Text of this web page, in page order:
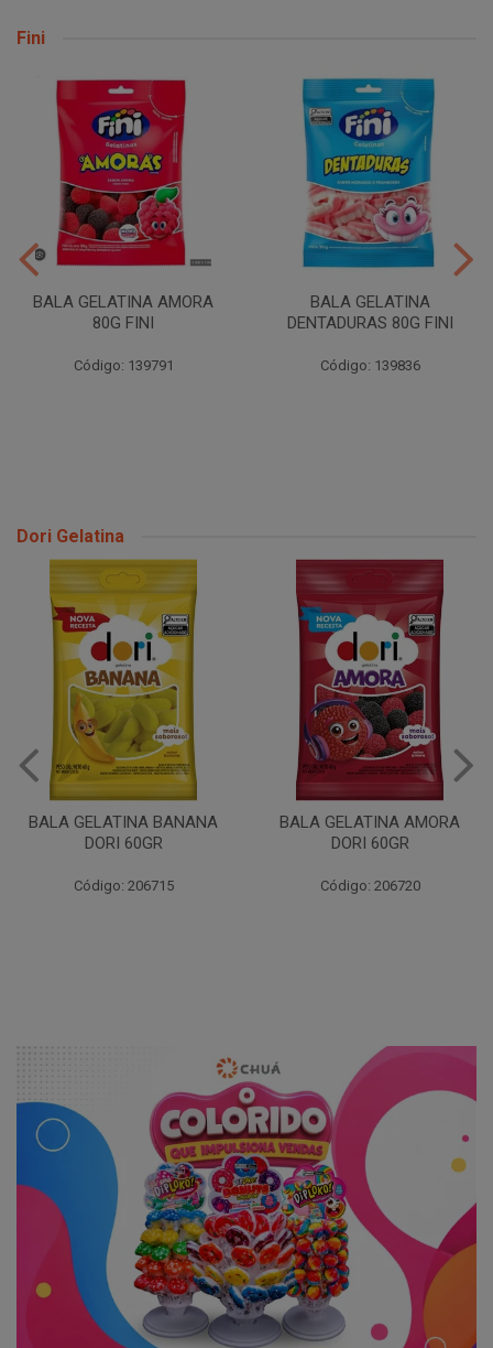
Fini
BALA GELATINA AMORA
80G FINI
Código: 139791
BALA GELATINA
DENTADURAS 80G FINI
Código: 139836
Dori Gelatina
BALA GELATINA BANANA
DORI 60GR
Código: 206715
BALA GELATINA AMORA
DORI 60GR
Código: 206720